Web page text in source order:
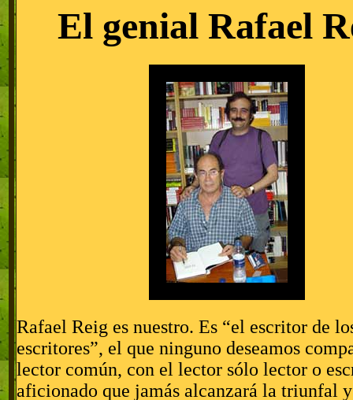
El genial Rafael
Rafael Reig es nuestro. Es “el escritor de
escritores”, el que ninguno deseamos
lector común, con el lector sólo lector o
aficionado que jamás alcanzará la triunfal